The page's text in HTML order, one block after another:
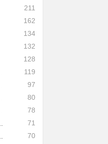
211
162
134
132
128
119
97
80
78
71
70